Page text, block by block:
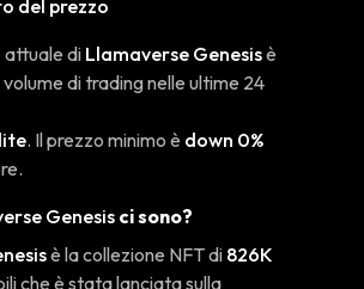
del prezzo
attuale diLlamaverse Genesisè
volume di trading nelle ultime 24
. Il prezzo minimo è down 0%
Genesis ci sono?
è la collezione NFT di 826K
che è stata lanciata sulla